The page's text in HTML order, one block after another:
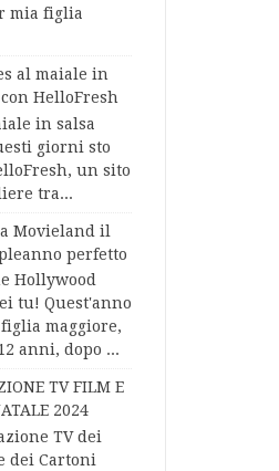
mia figlia
al maiale in
HelloFresh
in salsa
giorni sto
un sito
tra...
Movieland il
perfetto
Hollywood
tu! Quest'anno
maggiore,
anni, dopo ...
TV FILM E
2024
TV dei
dei Cartoni